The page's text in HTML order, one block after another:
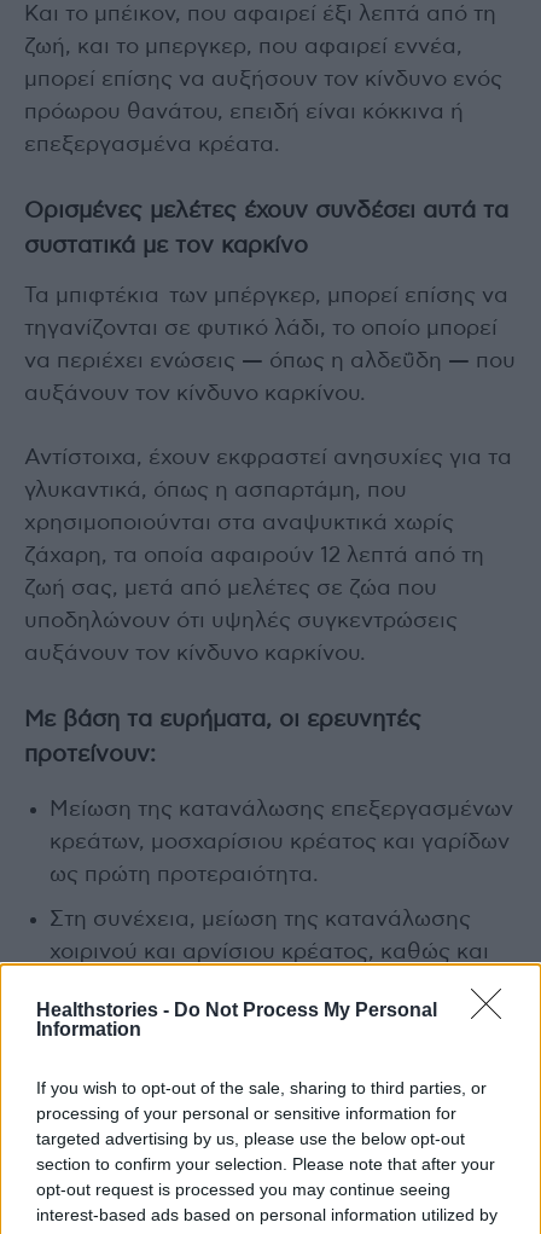
Healthstories - Do Not Process My Personal
Information
If you wish to opt-out of the sale, sharing to third parties, or
processing of your personal or sensitive information for
targeted advertising by us, please use the below opt-out
section to confirm your selection. Please note that after your
opt-out request is processed you may continue seeing
interest-based ads based on personal information utilized by
Και το μπέικον, που αφαιρεί έξι λεπτά από τη
ζωή, και το μπεργκερ, που αφαιρεί εννέα,
μπορεί επίσης να αυξήσουν τον κίνδυνο ενός
πρόωρου θανάτου, επειδή είναι κόκκινα ή
επεξεργασμένα κρέατα.
Ορισμένες μελέτες έχουν συνδέσει αυτά τα
συστατικά με τον καρκίνο
Τα μπιφτέκια των μπέργκερ, μπορεί επίσης να
τηγανίζονται σε φυτικό λάδι, το οποίο μπορεί
να περιέχει ενώσεις — όπως η αλδεΰδη — που
αυξάνουν τον κίνδυνο καρκίνου.
Αντίστοιχα, έχουν εκφραστεί ανησυχίες για τα
γλυκαντικά, όπως η ασπαρτάμη, που
χρησιμοποιούνται στα αναψυκτικά χωρίς
ζάχαρη, τα οποία αφαιρούν 12 λεπτά από τη
ζωή σας, μετά από μελέτες σε ζώα που
υποδηλώνουν ότι υψηλές συγκεντρώσεις
αυξάνουν τον κίνδυνο καρκίνου.
Με βάση τα ευρήματα, οι ερευνητές
προτείνουν:
Μείωση της κατανάλωσης επεξεργασμένων
κρεάτων, μοσχαρίσιου κρέατος και γαρίδων
ως πρώτη προτεραιότητα.
Στη συνέχεια, μείωση της κατανάλωσης
χοιρινού και αρνίσιου κρέατος, καθώς και
θερμοκήπια και έχουν μεγάλο
Αύξηση της κατανάλωσης φρούτων και
λαχανικών, οσπρίων, ξηρών καρπών και
θαλασσινών.
Photo Shutterstock